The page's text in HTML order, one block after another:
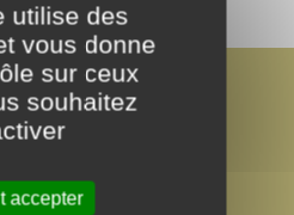
utilise des
vous donne
sur ceux
souhaitez
accepter